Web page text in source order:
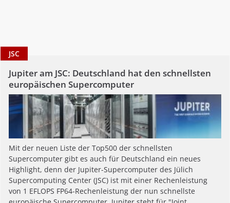
JSC
Jupiter am JSC: Deutschland hat den schnellsten
europäischen Supercomputer
Mit der neuen Liste der Top500 der schnellsten
Supercomputer gibt es auch für Deutschland ein neues
Highlight, denn der Jupiter-Supercomputer des Jülich
Supercomputing Center (JSC) ist mit einer Rechenleistung
von 1 EFLOPS FP64-Rechenleistung der nun schnellste